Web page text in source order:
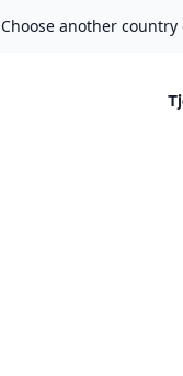
Choose another